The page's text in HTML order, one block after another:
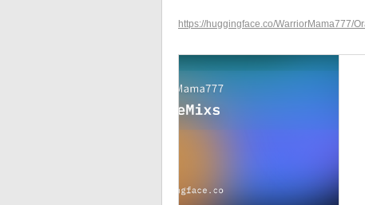
https://huggingface.co/WarriorMama777/